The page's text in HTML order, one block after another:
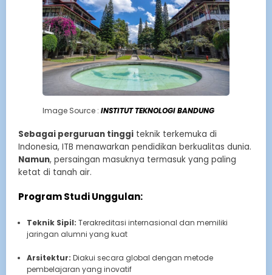
Image Source : INSTITUT TEKNOLOGI BANDUNG
Sebagai perguruan tinggi teknik terkemuka di
Indonesia, ITB menawarkan pendidikan berkualitas dunia.
Namun, persaingan masuknya termasuk yang paling
ketat di tanah air.
Program Studi Unggulan:
Teknik Sipil: Terakreditasi internasional dan memiliki
jaringan alumni yang kuat
Arsitektur: Diakui secara global dengan metode
pembelajaran yang inovatif